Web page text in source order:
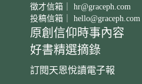
徵才信箱｜ hr@graceph.com
投稿信箱｜ hello@graceph.com
原創信仰時事內容
好書精選摘錄
訂閱天恩悅讀電子報